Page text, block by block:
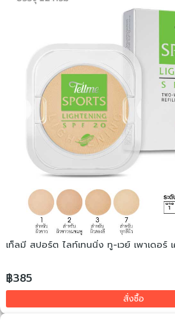
เท็ลมี สปอร์ต ไลท์เทนนิ่ง ทู-เวย์ เพาเดอร์
฿385
สั่งซื้อ